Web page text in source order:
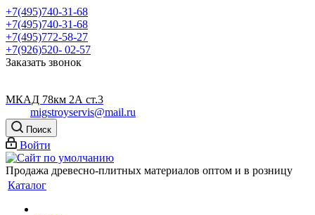
+7(495)740-31-68
+7(495)740-31-68
+7(495)772-58-27
+7(926)520- 02-57
Заказать звонок
МКАД 78км 2А ст.3
migstroyservis@mail.ru
Поиск
Войти
Продажа древесно-плитных материалов оптом и в розницу
Каталог